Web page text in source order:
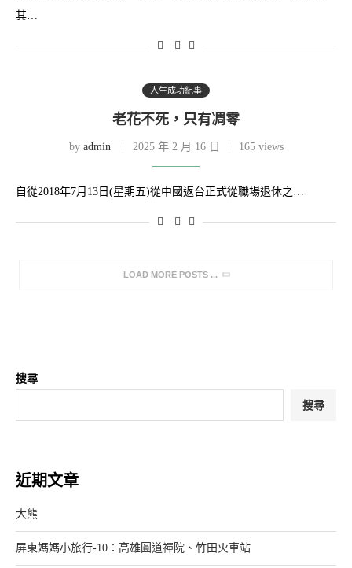
其…
人生成功紀事
老花不死，只有凋零
by admin 2025 年 2 月 16 日 165 views
自從2018年7月13日(星期五)從中國返台正式從職場退休之…
LOAD MORE POSTS
搜尋
搜尋
近期文章
大熊
屏東媽媽小旅行-10：高雄圓道禪院、竹田火車站